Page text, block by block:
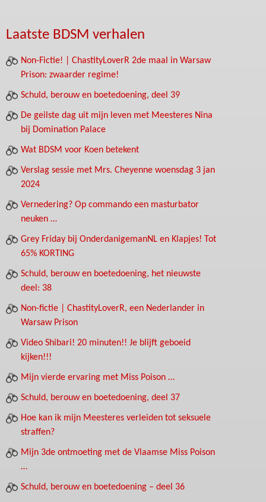
Laatste BDSM verhalen
Non-Fictie! | ChastityLoverR 2de maal in Warsaw
Prison: zwaarder regime!
Schuld, berouw en boetedoening, deel 39
De geilste dag uit mijn leven met Meesteres Nina
bij Domination Palace
Wat BDSM voor Koen betekent
Verslag sessie met Mrs. Cheyenne woensdag 3 jan
2024
Vernedering? Op commando een masturbator
neuken …
Grey Friday bij OnderdanigemanNL en Klapjes! Tot
65% KORTING
Schuld, berouw en boetedoening, het nieuwste
deel: 38
Non-fictie | ChastityLoverR, een Nederlander in
Warsaw Prison
Video Shibari! 20 minuten!! Je blijft geboeid
kijken!!!
Mijn vierde ervaring met Miss Poison …
Schuld, berouw en boetedoening, deel 37
Hoe kan ik mijn Meesteres verleiden tot seksuele
straffen?
Mijn 3de ontmoeting met de Vlaamse Miss Poison
…
Schuld, berouw en boetedoening – deel 36